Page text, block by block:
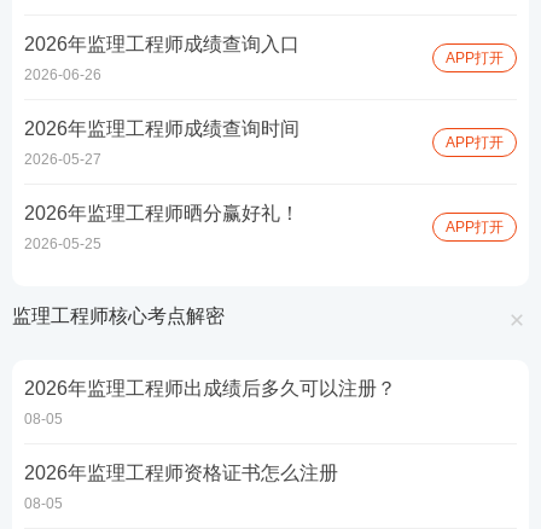
2026年监理工程师成绩查询入口
2026-06-26
APP打开
2026年监理工程师成绩查询时间
2026-05-27
APP打开
2026年监理工程师晒分赢好礼！
2026-05-25
APP打开
监理工程师核心考点解密
2026年监理工程师出成绩后多久可以注册？
08-05
2026年监理工程师资格证书怎么注册
08-05